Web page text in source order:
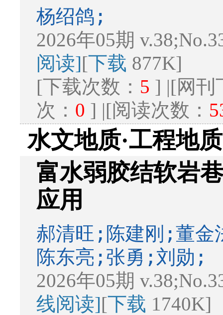
杨绍鸽;
2026年05期
阅读][下载 877K]
[下载次数： 5 ] |[网刊
次： 0 ] |[阅读次数：
水文地质·工程地
富水弱胶结软岩
应用
郝清旺;陈建刚;董
陈东亮;张勇;刘勋;
2026年05期
线阅读][下载 1740K]